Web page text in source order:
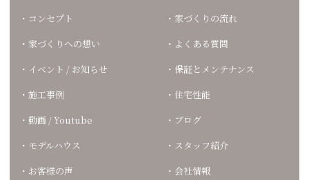
コンセプト
家づくりへの想い
イベント / お知らせ
施工事例
動画 / Youtube
モデルハウス
お客様の声
家づくりの流れ
よくある質問
保証とメンテナンス
住宅性能
ブログ
スタッフ紹介
会社情報